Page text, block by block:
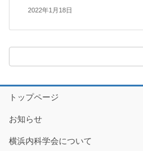
2022年1月18日
トップページ
お知らせ
横浜内科学会について